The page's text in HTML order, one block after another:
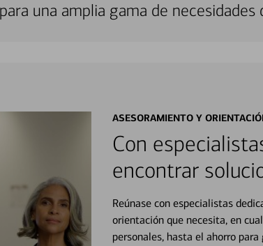
una amplia gama de necesidades
ASESORAMIENTO Y
Con
encontrar
Reúnase con especialistas
orientación que necesita, en
personales, hasta el ahorro